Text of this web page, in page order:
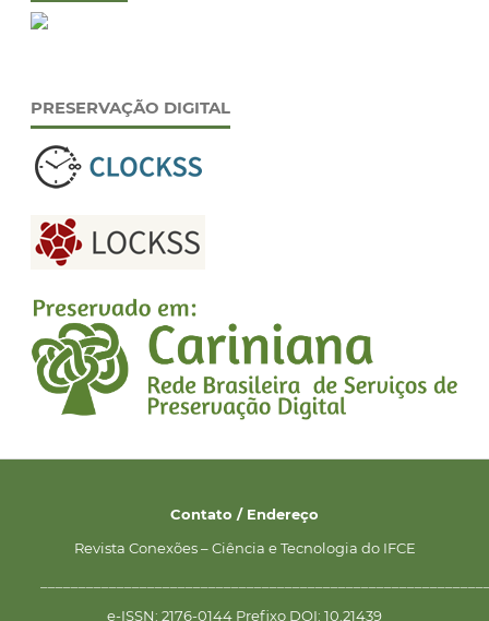
PRESERVAÇÃO DIGITAL
Contato / Endereço
Revista Conexões – Ciência e Tecnologia do IFCE
e-ISSN: 2176-0144 Prefixo DOI: 10.21439